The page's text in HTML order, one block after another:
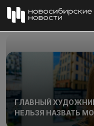
ГЛАВНЫЙ
НЕЛЬЗЯ НАЗВАТЬ